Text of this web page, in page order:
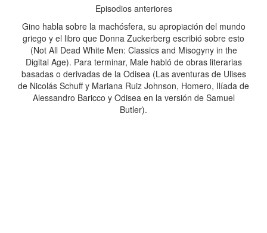
Episodios anteriores
Gino habla sobre la machósfera, su apropiación del mundo
griego y el libro que Donna Zuckerberg escribió sobre esto
(Not All Dead White Men: Classics and Misogyny in the
Digital Age). Para terminar, Male habló de obras literarias
basadas o derivadas de la Odisea (Las aventuras de Ulises
de Nicolás Schuff y Mariana Ruiz Johnson, Homero, Ilíada de
Alessandro Baricco y Odisea en la versión de Samuel
Butler).